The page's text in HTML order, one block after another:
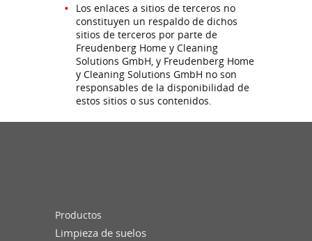
Los enlaces a sitios de terceros no
constituyen un respaldo de dichos
sitios de terceros por parte de
Freudenberg Home y Cleaning
Solutions GmbH, y Freudenberg Home
y Cleaning Solutions GmbH no son
responsables de la disponibilidad de
estos sitios o sus contenidos.
Productos
Limpieza de suelos